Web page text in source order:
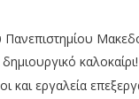
καλοκαίρι!
και εργαλεία